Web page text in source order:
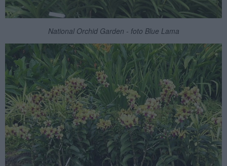
National Orchid Garden - foto Blue Lama